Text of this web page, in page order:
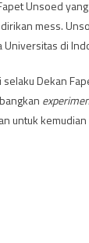
Unsoed
mess.
di
Dekan
untuk